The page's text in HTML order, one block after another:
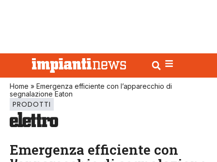
Home » Emergenza efficiente con l’apparecchio di
segnalazione Eaton
PRODOTTI
Emergenza efficiente con